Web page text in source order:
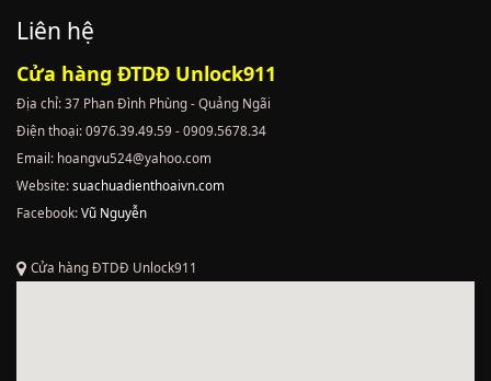
Liên hệ
Cửa hàng ĐTDĐ Unlock911
Địa chỉ: 37 Phan Đình Phùng - Quảng Ngãi
Điện thoại: 0976.39.49.59 - 0909.5678.34
Email: hoangvu524@yahoo.com
Website:suachuadienthoaivn.com
Facebook:Vũ Nguyễn
Cửa hàng ĐTDĐ Unlock911